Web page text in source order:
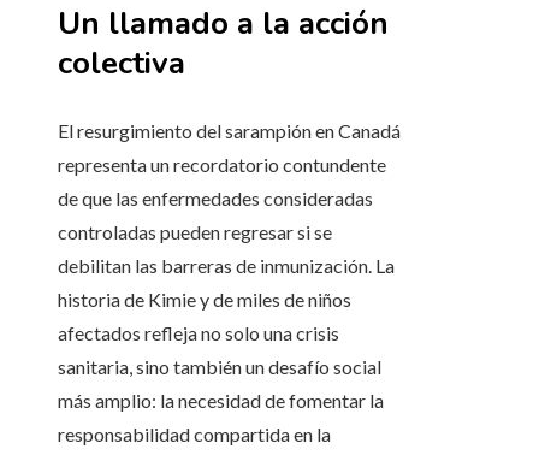
Un llamado a la acción
colectiva
El resurgimiento del sarampión en Canadá
representa un recordatorio contundente
de que las enfermedades consideradas
controladas pueden regresar si se
debilitan las barreras de inmunización. La
historia de Kimie y de miles de niños
afectados refleja no solo una crisis
sanitaria, sino también un desafío social
más amplio: la necesidad de fomentar la
responsabilidad compartida en la